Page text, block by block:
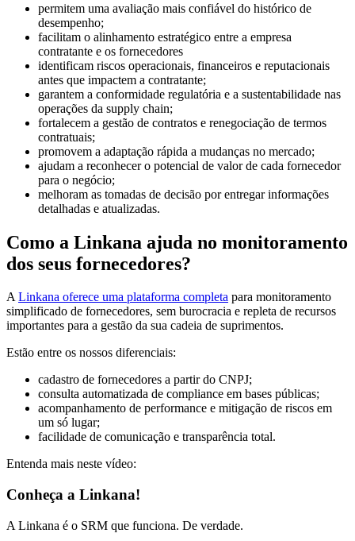
permitem uma avaliação mais confiável do histórico de
desempenho;
facilitam o alinhamento estratégico entre a empresa
contratante e os fornecedores
identificam riscos operacionais, financeiros e reputacionais
antes que impactem a contratante;
garantem a conformidade regulatória e a sustentabilidade nas
operações da supply chain;
fortalecem a gestão de contratos e renegociação de termos
contratuais;
promovem a adaptação rápida a mudanças no mercado;
ajudam a reconhecer o potencial de valor de cada fornecedor
para o negócio;
melhoram as tomadas de decisão por entregar informações
detalhadas e atualizadas.
Como a Linkana ajuda no monitoramento
dos seus fornecedores?
ALinkana oferece uma plataforma completa para monitoramento
simplificado de fornecedores, sem burocracia e repleta de recursos
importantes para a gestão da sua cadeia de suprimentos.
Estão entre os nossos diferenciais:
cadastro de fornecedores a partir do CNPJ;
consulta automatizada de compliance em bases públicas;
acompanhamento de performance e mitigação de riscos em
um só lugar;
facilidade de comunicação e transparência total.
Entenda mais neste vídeo:
Conheça a Linkana!
A Linkana é o SRM que funciona. De verdade.